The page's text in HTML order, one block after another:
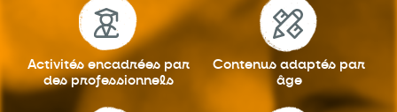
Activités encadrées par
des professionnels
Contenus adaptés par
âge